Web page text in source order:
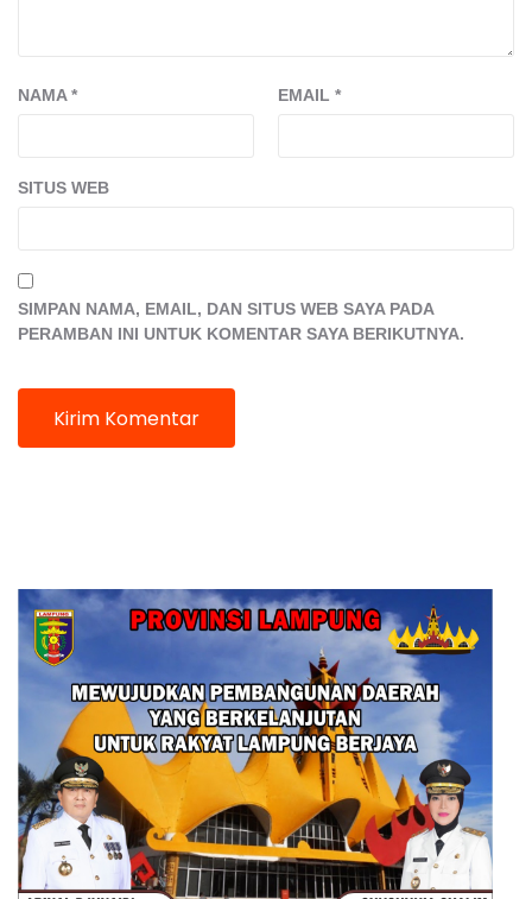
NAMA* EMAIL *
SITUS WEB
SIMPAN NAMA, EMAIL, DAN SITUS WEB SAYA PADA
PERAMBAN INI UNTUK KOMENTAR SAYA BERIKUTNYA.